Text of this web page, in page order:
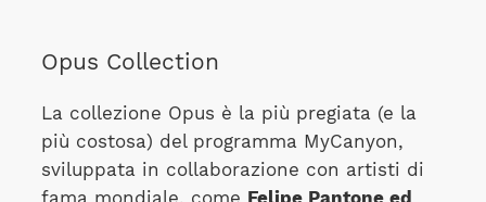
Opus Collection
La collezione Opus è la più pregiata (e la
più costosa) del programma MyCanyon,
sviluppata in collaborazione con artisti di
fama mondiale, come Felipe Pantone ed